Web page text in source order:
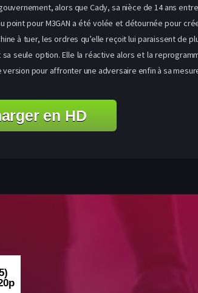
alors que Cady, sa nièce de 14 ans
pour M3GAN a été volée et détournée pour
à tuer, les ordres qu’elle reçoit lui paraissent de
seule option. Elle la réactive alors et la
pour affronter une adversaire enfin à sa
en HD